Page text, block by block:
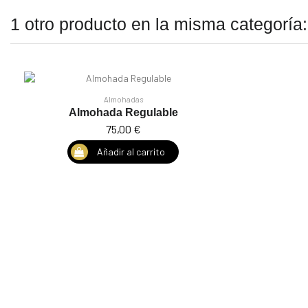
1 otro producto en la misma categoría:
Almohadas
Almohada Regulable
75,00 €
Añadir al carrito